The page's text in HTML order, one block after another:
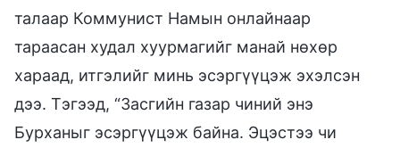
талаар Коммунист Намын онлайнаар
тараасан худал хуурмагийг манай нөхөр
хараад, итгэлийг минь эсэргүүцэж эхэлсэн
дээ. Тэгээд, “Засгийн газар чиний энэ
Бурханыг эсэргүүцэж байна. Эцэстээ чи